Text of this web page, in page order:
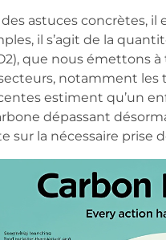
astuces concrètes, il
il s’agit de la
que nous émettons
notamment les
estiment qu’un
dépassant
sur la nécessaire prise